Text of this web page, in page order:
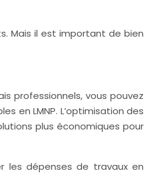
Mais il est important de bien
professionnels, vous pouvez
en LMNP. L’optimisation des
plus économiques pour
les dépenses de travaux en